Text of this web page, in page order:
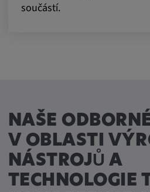
součástí.
NAŠE
V OBLASTI
NÁSTROJŮ A
TECHNOLOGIE